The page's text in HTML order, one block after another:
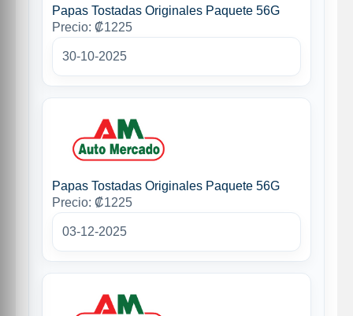
Papas Tostadas Originales Paquete 56G
Precio: ₡1225
30-10-2025
Papas Tostadas Originales Paquete 56G
Precio: ₡1225
03-12-2025